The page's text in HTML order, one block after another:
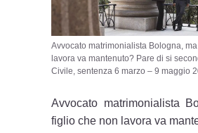
Avvocato matrimonialista Bologna,
lavora va mantenuto? Pare di si
Civile, sentenza 6 marzo – 9 maggio
Avvocato matrimonialista
figlio che non lavora va